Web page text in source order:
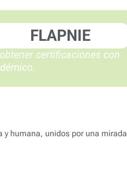
FLAPNIE
certificaciones con
humana, unidos por una mirada